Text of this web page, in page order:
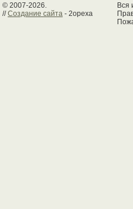
© 2007-2026.
//Создание сайта - 2opexa
Вся